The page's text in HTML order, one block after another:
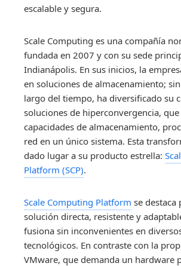
escalable y segura.
Scale Computing es una compañía
fundada en 2007 y con su sede
Indianápolis. En sus inicios, la
en soluciones de almacenamiento;
largo del tiempo, ha diversificado su
soluciones de hiperconvergencia,
capacidades de almacenamiento,
red en un único sistema. Esta
dado lugar a su producto estrella:
Platform (SCP).
Scale Computing Platform se destaca
solución directa, resistente y
fusiona sin inconvenientes en
tecnológicos. En contraste con la
VMware, que demanda un hardware